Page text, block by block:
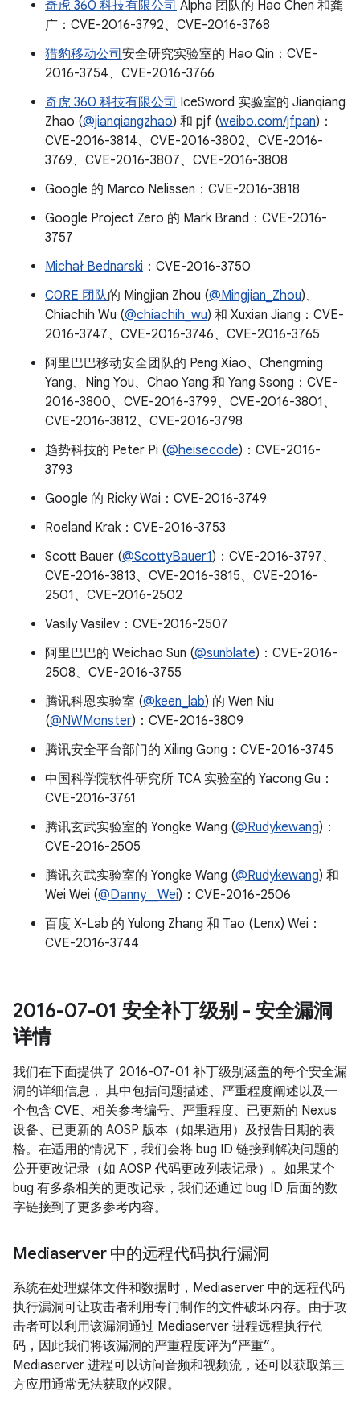
奇虎 360 科技有限公司 Alpha 团队的 Hao Chen 和龚
广：CVE-2016-3792、CVE-2016-3768
猎豹移动公司 安全研究实验室的 Hao Qin：CVE-
2016-3754、CVE-2016-3766
奇虎 360 科技有限公司 IceSword 实验室的 Jianqiang
Zhao (@jianqiangzhao) 和 pjf (weibo.com/jfpan)：
CVE-2016-3814、CVE-2016-3802、CVE-2016-
3769、CVE-2016-3807、CVE-2016-3808
Google 的 Marco Nelissen：CVE-2016-3818
Google Project Zero 的 Mark Brand：CVE-2016-
3757
Michał Bednarski ：CVE-2016-3750
C0RE 团队的 Mingjian Zhou (@Mingjian_Zhou)、
Chiachih Wu (@chiachih_wu) 和 Xuxian Jiang：CVE-
2016-3747、CVE-2016-3746、CVE-2016-3765
阿里巴巴移动安全团队的 Peng Xiao、Chengming
Yang、Ning You、Chao Yang 和 Yang Ssong：CVE-
2016-3800、CVE-2016-3799、CVE-2016-3801、
CVE-2016-3812、CVE-2016-3798
趋势科技的 Peter Pi (@heisecode)：CVE-2016-
3793
Google 的 Ricky Wai：CVE-2016-3749
Roeland Krak：CVE-2016-3753
Scott Bauer (@ScottyBauer1)：CVE-2016-3797、
CVE-2016-3813、CVE-2016-3815、CVE-2016-
2501、CVE-2016-2502
Vasily Vasilev：CVE-2016-2507
阿里巴巴的 Weichao Sun (@sunblate)：CVE-2016-
2508、CVE-2016-3755
腾讯科恩实验室 (@keen_lab) 的 Wen Niu
(@NWMonster)：CVE-2016-3809
腾讯安全平台部门的 Xiling Gong：CVE-2016-3745
中国科学院软件研究所 TCA 实验室的 Yacong Gu：
CVE-2016-3761
腾讯玄武实验室的 Yongke Wang (@Rudykewang)：
CVE-2016-2505
腾讯玄武实验室的 Yongke Wang (@Rudykewang) 和
Wei Wei (@Danny__Wei)：CVE-2016-2506
百度 X-Lab 的 Yulong Zhang 和 Tao (Lenx) Wei：
CVE-2016-3744
2016-07-01 安全补丁级别 - 安全漏洞
详情
我们在下面提供了 2016-07-01 补丁级别涵盖的每个安全漏
洞的详细信息， 其中包括问题描述、严重程度阐述以及一
个包含 CVE、相关参考编号、严重程度、已更新的 Nexus
设备、已更新的 AOSP 版本（如果适用）及报告日期的表
格。在适用的情况下，我们会将 bug ID 链接到解决问题的
公开更改记录（如 AOSP 代码更改列表记录）。如果某个
bug 有多条相关的更改记录，我们还通过 bug ID 后面的数
字链接到了更多参考内容。
Mediaserver 中的远程代码执行漏洞
系统在处理媒体文件和数据时，Mediaserver 中的远程代码
执行漏洞可让攻击者利用专门制作的文件破坏内存。由于攻
击者可以利用该漏洞通过 Mediaserver 进程远程执行代
码，因此我们将该漏洞的严重程度评为“严重”。
Mediaserver 进程可以访问音频和视频流，还可以获取第三
方应用通常无法获取的权限。